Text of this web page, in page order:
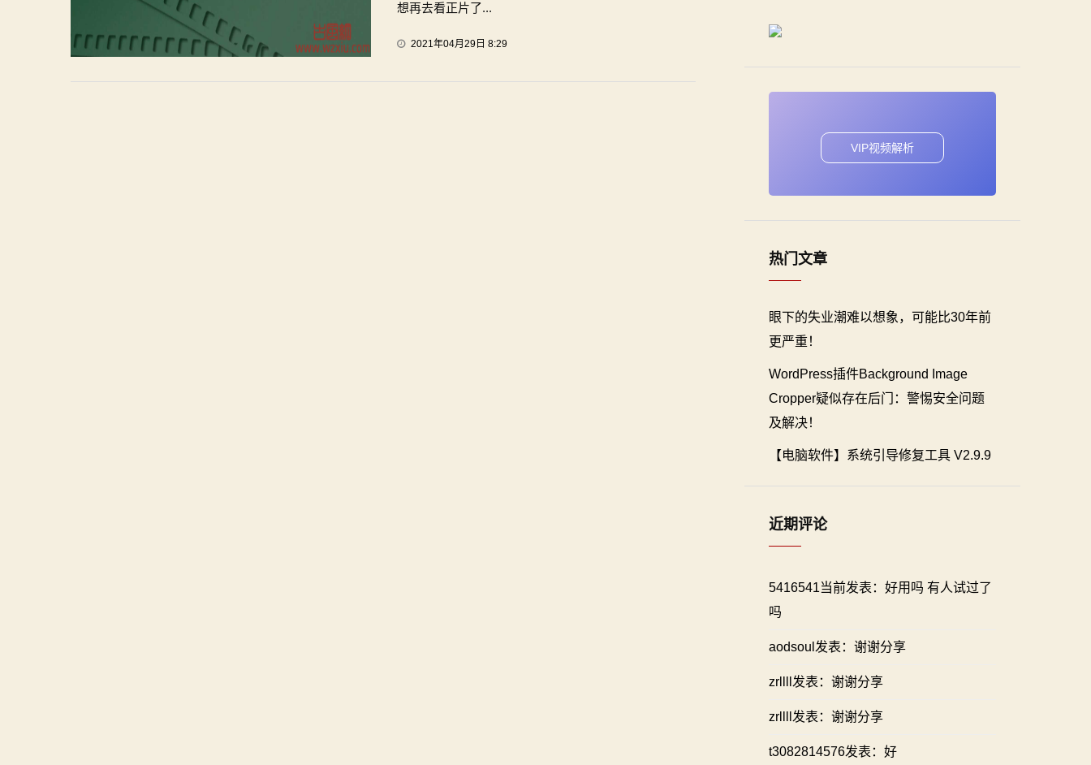
想再去看正片了...
2021年04月29日 8:29
VIP视频解析
热门文章
眼下的失业潮难以想象，可能比30年前
更严重！
WordPress插件Background Image
Cropper疑似存在后门：警惕安全问题
及解决！
【电脑软件】系统引导修复工具 V2.9.9
近期评论
5416541当前发表：好用吗 有人试过了
吗
aodsoul发表：谢谢分享
zrllll发表：谢谢分享
zrllll发表：谢谢分享
t3082814576发表：好